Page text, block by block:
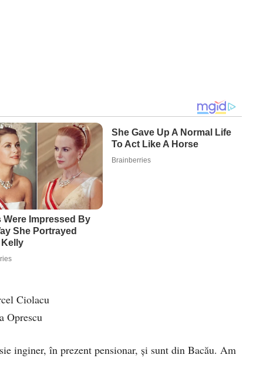
Ciolacu
Oprescu
inginer, în prezent pensionar, și sunt din Bacău. Am